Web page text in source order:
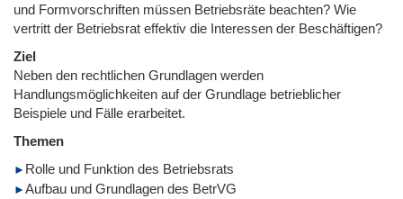
und Formvorschriften müssen Betriebsräte beachten? Wie
vertritt der Betriebsrat effektiv die Interessen der Beschäftigen?
Ziel
Neben den rechtlichen Grundlagen werden
Handlungsmöglichkeiten auf der Grundlage betrieblicher
Beispiele und Fälle erarbeitet.
Themen
Rolle und Funktion des Betriebsrats
Aufbau und Grundlagen des BetrVG